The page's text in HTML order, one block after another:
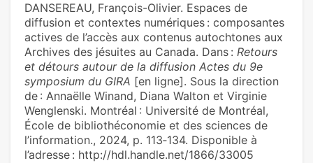
DANSEREAU, François-Olivier. Espaces de
diffusion et contextes numériques : composantes
actives de l’accès aux contenus autochtones aux
Archives des jésuites au Canada. Dans : Retours
et détours autour de la diffusion Actes du 9e
symposium du GIRA [en ligne]. Sous la direction
de : Annaëlle Winand, Diana Walton et Virginie
Wenglenski. Montréal : Université de Montréal,
École de bibliothéconomie et des sciences de
l’information., 2024, p. 113‑134. Disponible à
l’adresse : http://hdl.handle.net/1866/33005